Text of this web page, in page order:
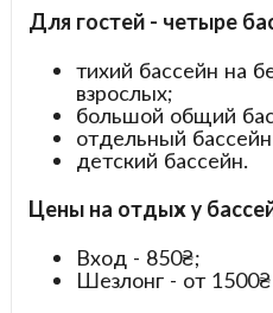
Для гостей - четыре
тихий бассейн на
взрослых;
большой общий
отдельный
детский бассейн.
Цены на отдых у
Вход - 850₴;
Шезлонг - от